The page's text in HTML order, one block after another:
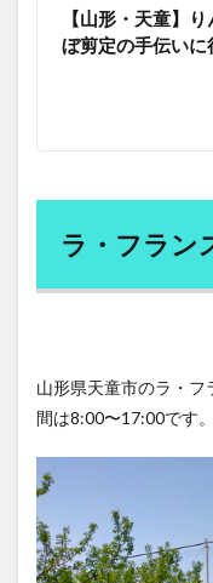
ラ・
フラ
ンス
5
め
【山形・天童】
ぼ剪定の手伝いに
ラ・フラン
山形県天童市のラ・
間は8:00〜17:00です。